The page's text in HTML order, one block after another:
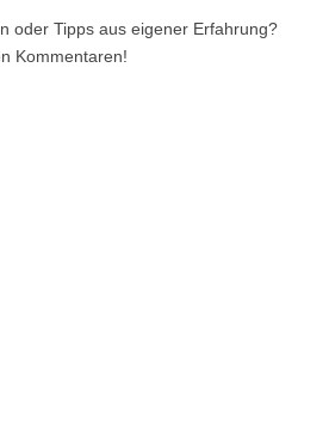
oder Tipps aus eigener Erfahrung?
Kommentaren!